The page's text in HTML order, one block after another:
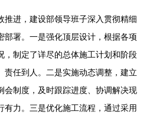
推进，建设部领导班子深入贯彻精细
部署。一是强化顶层设计，根据各项
，制定了详尽的总体施工计划和阶段
责任到人。二是实施动态调整，建立
会制度，及时跟踪进度、协调解决现
有力。三是优化施工流程，通过采用